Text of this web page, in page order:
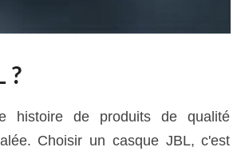
?
histoire de produits de qualité
Choisir un casque JBL, c'est